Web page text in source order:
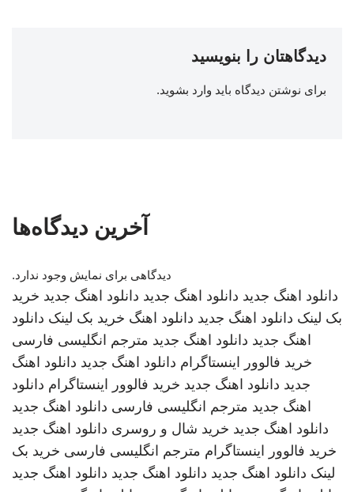
دیدگاهتان را بنویسید
برای نوشتن دیدگاه باید وارد بشوید.
آخرین دیدگاه‌ها
دیدگاهی برای نمایش وجود ندارد.
دانلود اهنگ جدید دانلود اهنگ جدید دانلود اهنگ جدید خرید
بک لینک دانلود اهنگ جدید دانلود اهنگ خرید بک لینک دانلود
اهنگ جدید دانلود اهنگ جدید مترجم انگلیسی فارسی
خرید فالوور اینستاگرام دانلود اهنگ جدید دانلود اهنگ
جدید دانلود اهنگ جدید خرید فالوور اینستاگرام دانلود
اهنگ جدید مترجم انگلیسی فارسی دانلود اهنگ جدید
دانلود اهنگ جدید خرید شال و روسری دانلود اهنگ جدید
خرید فالوور اینستاگرام مترجم انگلیسی فارسی خرید بک
لینک دانلود اهنگ جدید دانلود اهنگ جدید دانلود اهنگ جدید